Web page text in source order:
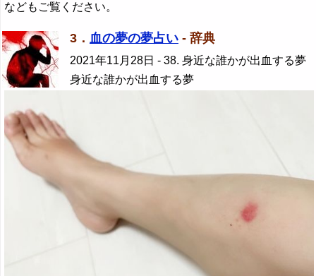
などもご覧ください。
3． 血の夢の夢占い - 辞典
2021年11月28日 - 38. 身近な誰かが出血する夢
身近な誰かが出血する夢